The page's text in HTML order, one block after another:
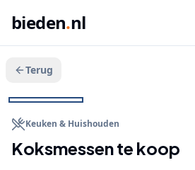
bieden.nl
Terug
Veeg voor meer
Keuken & Huishouden
Koksmessen te koop